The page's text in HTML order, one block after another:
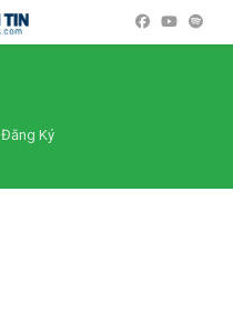
Đăng Ký